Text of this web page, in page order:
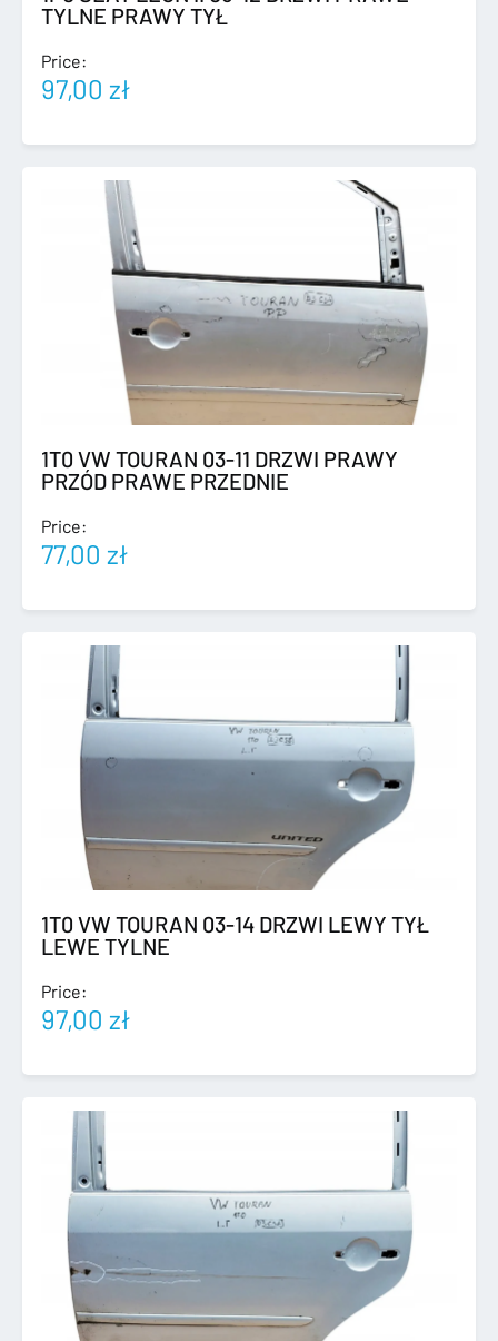
TYLNE PRAWY TYŁ
Price:
97,00 zł
1T0 VW TOURAN 03-11 DRZWI PRAWY
PRZÓD PRAWE PRZEDNIE
Price:
77,00 zł
1T0 VW TOURAN 03-14 DRZWI LEWY TYŁ
LEWE TYLNE
Price:
97,00 zł